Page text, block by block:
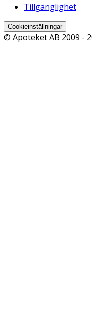
Tillgänglighet
Cookieinställningar
© Apoteket AB 2009 -